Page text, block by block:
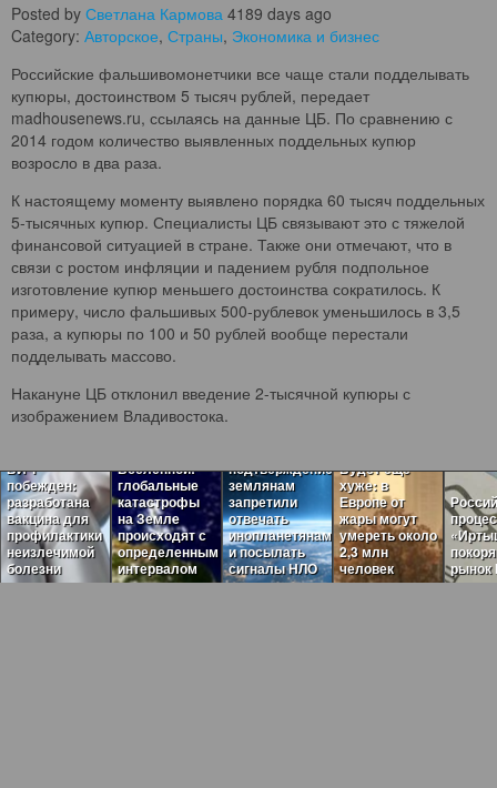
Posted by Светлана Кармова 4189 days ago
Category: Авторское, Страны, Экономика и бизнес
Российские фальшивомонетчики все чаще стали подделывать
купюры, достоинством 5 тысяч рублей, передает
madhousenews.ru, ссылаясь на данные ЦБ. По сравнению с
2014 годом количество выявленных поддельных купюр
возросло в два раза.
К настоящему моменту выявлено порядка 60 тысяч поддельных
5-тысячных купюр. Специалисты ЦБ связывают это с тяжелой
финансовой ситуацией в стране. Также они отмечают, что в
связи с ростом инфляции и падением рубля подпольное
изготовление купюр меньшего достоинства сократилось. К
примеру, число фальшивых 500-рублевок уменьшилось в 3,5
раза, а купюры по 100 и 50 рублей вообще перестали
подделывать массово.
Накануне ЦБ отклонил введение 2-тысячной купюры с
изображением Владивостока.
ВИЧ
побежден:
разработана
вакцина для
профилактики
неизлечимой
болезни
Вселенной:
глобальные
катастрофы
на Земле
происходят с
определенным
интервалом
Пугающая
подтверждение:
землянам
запретили
отвечать
инопланетянам
и посылать
сигналы НЛО
Будет ещё
хуже: в
Европе от
жары могут
умереть около
2,3 млн
человек